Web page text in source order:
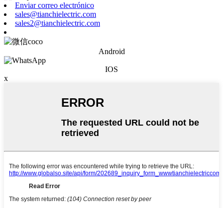
Enviar correo electrónico
sales@tianchielectric.com
sales2@tianchielectric.com
Android
IOS
x